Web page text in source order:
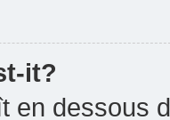
it?
en dessous